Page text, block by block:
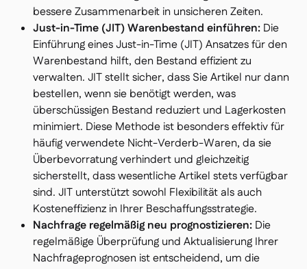
bessere Zusammenarbeit in unsicheren Zeiten.
Just-in-Time (JIT) Warenbestand einführen: Die
Einführung eines Just-in-Time (JIT) Ansatzes für den
Warenbestand hilft, den Bestand effizient zu
verwalten. JIT stellt sicher, dass Sie Artikel nur dann
bestellen, wenn sie benötigt werden, was
überschüssigen Bestand reduziert und Lagerkosten
minimiert. Diese Methode ist besonders effektiv für
häufig verwendete Nicht-Verderb-Waren, da sie
Überbevorratung verhindert und gleichzeitig
sicherstellt, dass wesentliche Artikel stets verfügbar
sind. JIT unterstützt sowohl Flexibilität als auch
Kosteneffizienz in Ihrer Beschaffungsstrategie.
Nachfrage regelmäßig neu prognostizieren: Die
regelmäßige Überprüfung und Aktualisierung Ihrer
Nachfrageprognosen ist entscheidend, um die